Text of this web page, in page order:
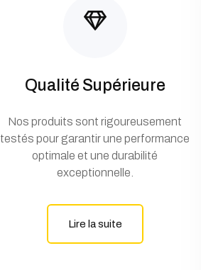
Qualité Supérieure
Nos produits sont rigoureusement
testés pour garantir une performance
optimale et une durabilité
exceptionnelle.
Lire la suite